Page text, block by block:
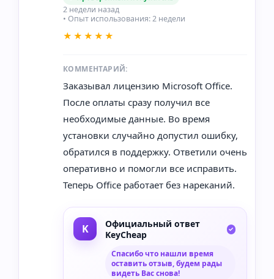
2 недели назад
• Опыт использования: 2 недели
★★★★★
КОММЕНТАРИЙ:
Заказывал лицензию Microsoft Office.
После оплаты сразу получил все
необходимые данные. Во время
установки случайно допустил ошибку,
обратился в поддержку. Ответили очень
оперативно и помогли все исправить.
Теперь Office работает без нареканий.
Официальный ответ
KeyCheap
Спасибо что нашли время
оставить отзыв, будем рады
видеть Вас снова!